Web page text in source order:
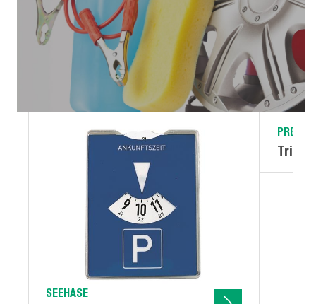
SEEHASE